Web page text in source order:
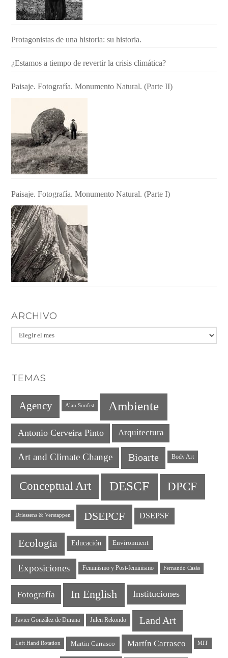
Protagonistas de una historia: su historia.
¿Estamos a tiempo de revertir la crisis climática?
Paisaje. Fotografía. Monumento Natural. (Parte II)
Paisaje. Fotografía. Monumento Natural. (Parte I)
ARCHIVO
Archivo
TEMAS
Agency Alan Sonfist Ambiente
Antonio Cerveira Pinto Arquitectura
Art and Climate Change Bioarte Body Art
Conceptual Art DESCF DPCF
Driessens & Verstappen DSEPCF DSEPSF
Ecología Educación Environment
Exposiciones Feminismo y Post-feminismo Fernando Casás
Fotografía In English Instituciones
Javier González de Durana Julen Rekondo Land Art
Left Hand Rotation Martin Carrasco Martín Carrasco MIT